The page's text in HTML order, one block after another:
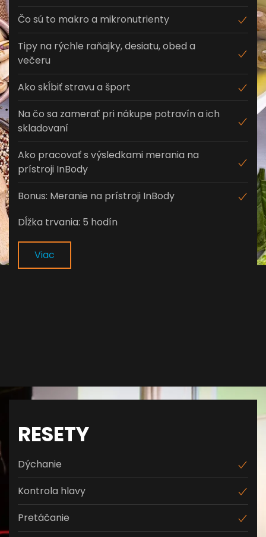
Čo sú to makro a mikronutrienty
Tipy na rýchle raňajky, desiatu, obed a
večeru
Ako skĺbiť stravu a šport
Na čo sa zamerať pri nákupe potravín a ich
skladovaní
Ako pracovať s výsledkami merania na
prístroji InBody
Bonus: Meranie na prístroji InBody
Dĺžka trvania: 5 hodín
Viac
RESETY
Dýchanie
Kontrola hlavy
Pretáčanie